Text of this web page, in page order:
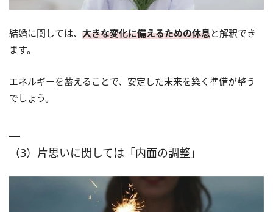
結婚に関しては、 大きな変化に備えるための休息と解釈でき
ます。
エネルギーを蓄えることで、安定した未来を築く準備が整う
でしょう。
（3）片思いに関しては「内面の調整」